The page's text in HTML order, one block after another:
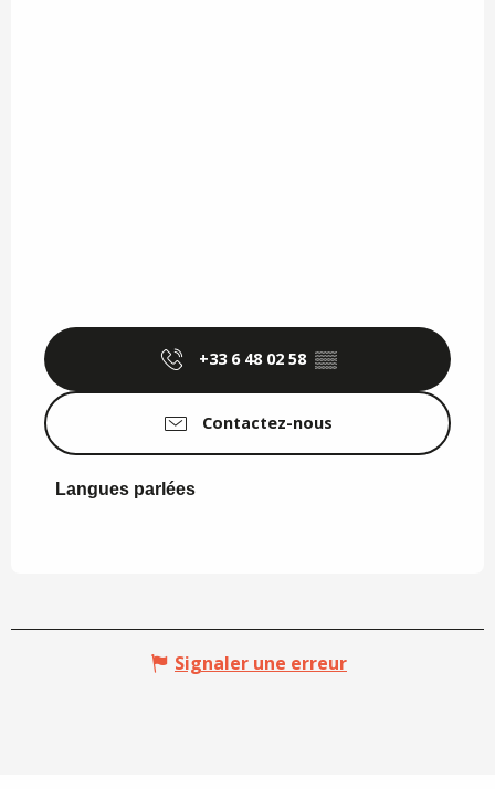
+33 6 48 02 58 ▒▒
Contactez-nous
Langues parlées
Langues parlées
Signaler une erreur